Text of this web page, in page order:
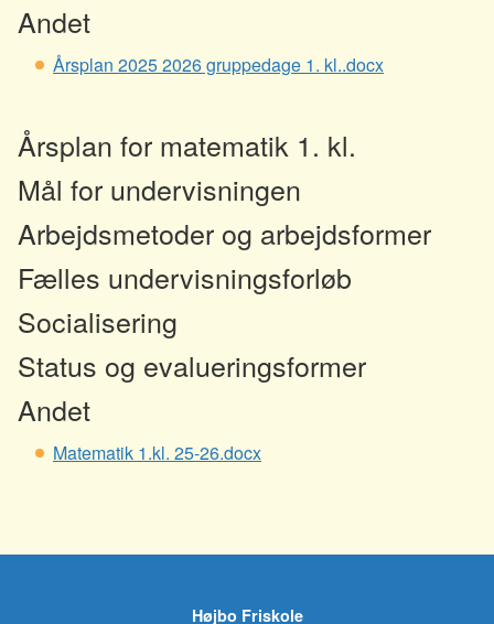
Andet
Årsplan 2025 2026 gruppedage 1. kl..docx
Årsplan for matematik 1. kl.
Mål for undervisningen
Arbejdsmetoder og arbejdsformer
Fælles undervisningsforløb
Socialisering
Status og evalueringsformer
Andet
Matematik 1.kl. 25-26.docx
Højbo Friskole